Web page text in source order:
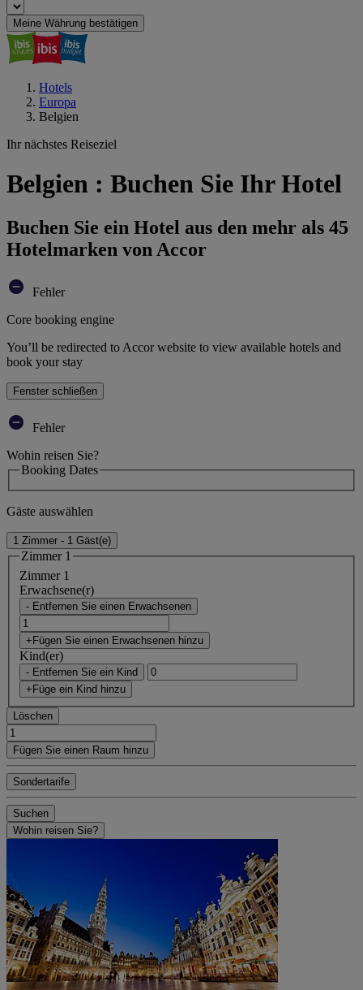
Meine Währung bestätigen
Hotels
Europa
Belgien
Ihr nächstes Reiseziel
Belgien : Buchen Sie Ihr Hotel
Buchen Sie ein Hotel aus den mehr als 45
Hotelmarken von Accor
Fehler
Core booking engine
You’ll be redirected to Accor website to view available hotels and
book your stay
Fenster schließen
Fehler
Wohin reisen Sie?
Booking Dates
Gäste auswählen
1 Zimmer - 1 Gäst(e)
Zimmer 1
Zimmer 1
Erwachsene(r)
- Entfernen Sie einen Erwachsenen
+Fügen Sie einen Erwachsenen hinzu
Kind(er)
- Entfernen Sie ein Kind
+Füge ein Kind hinzu
Löschen
Fügen Sie einen Raum hinzu
Sondertarife
Suchen
Wohin reisen Sie?